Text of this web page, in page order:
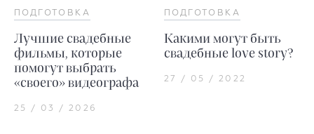
ПОДГОТОВКА
Лучшие свадебные
фильмы, которые
помогут выбрать
«своего» видеографа
25 / 03 / 2026
ПОДГОТОВКА
Какими могут быть
свадебные love story?
27 / 05 / 2022